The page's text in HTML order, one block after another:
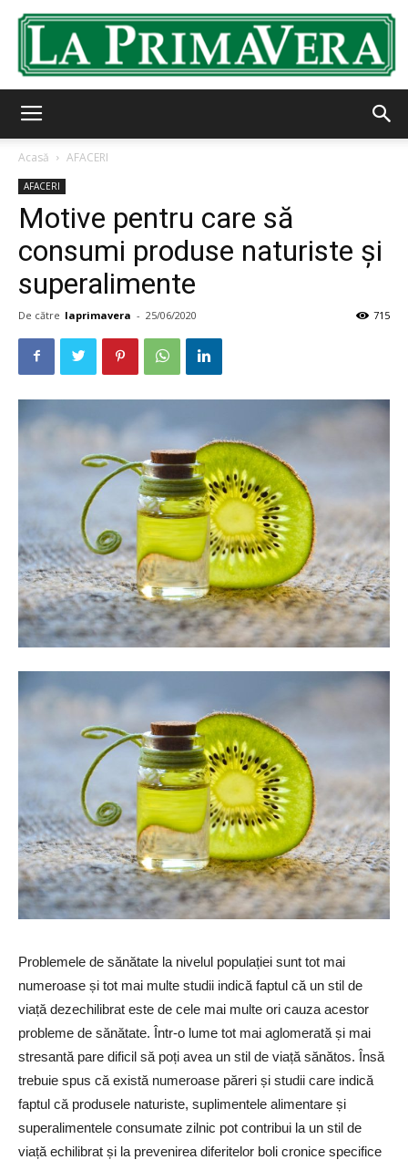
Acasă AFACERI
AFACERI
Motive pentru care să
consumi produse naturiste și
superalimente
De către laprimavera - 25/06/2020 715
Problemele de sănătate la nivelul populației sunt tot mai
numeroase și tot mai multe studii indică faptul că un stil de
viață dezechilibrat este de cele mai multe ori cauza acestor
probleme de sănătate. Într-o lume tot mai aglomerată și mai
stresantă pare dificil să poți avea un stil de viață sănătos. Însă
trebuie spus că există numeroase păreri și studii care indică
faptul că produsele naturiste, suplimentele alimentare și
superalimentele consumate zilnic pot contribui la un stil de
viață echilibrat și la prevenirea diferitelor boli cronice specifice